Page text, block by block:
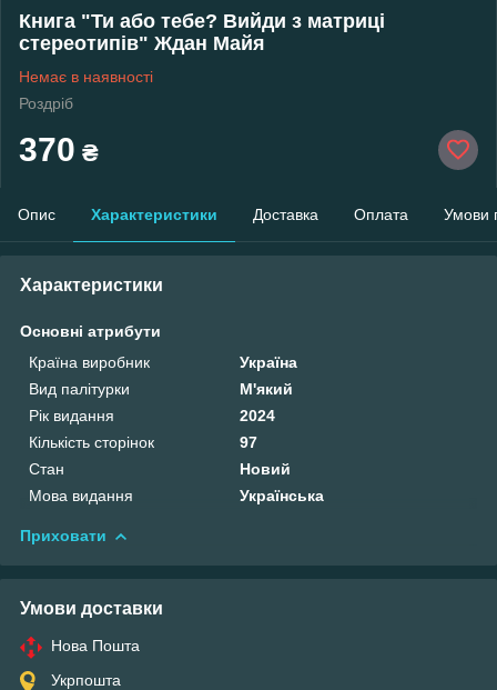
Книга "Ти або тебе? Вийди з матриці
стереотипів" Ждан Майя
Немає в наявності
Роздріб
370 ₴
Опис Характеристики Доставка Оплата Умови
Характеристики
Основні атрибути
Країна виробник
Україна
Вид палітурки
М'який
Рік видання
2024
Кількість сторінок
97
Стан
Новий
Мова видання
Українська
Приховати
Умови доставки
Нова Пошта
Укрпошта